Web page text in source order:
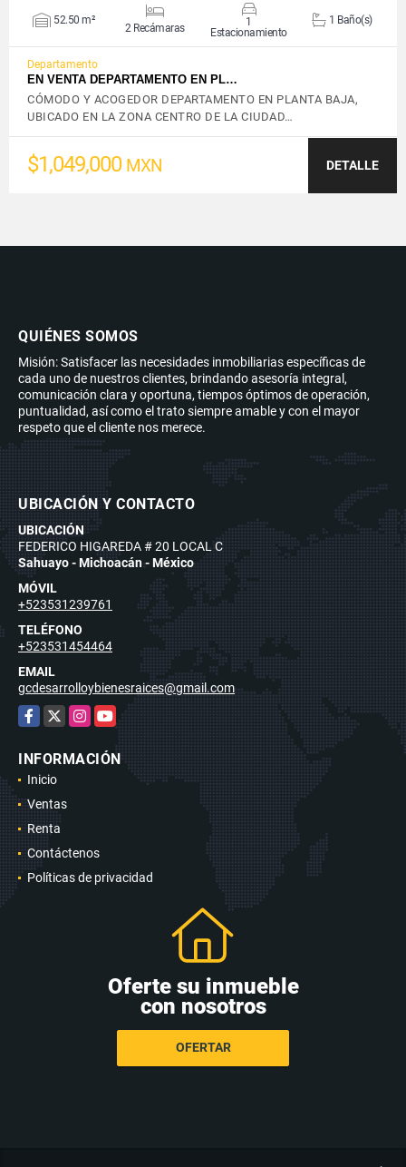
52.50 m²
2 Recámaras
1
Estacionamiento
1 Baño(s)
Departamento
EN VENTA DEPARTAMENTO EN PL…
CÓMODO Y ACOGEDOR DEPARTAMENTO EN PLANTA BAJA,
UBICADO EN LA ZONA CENTRO DE LA CIUDAD…
$1,049,000 MXN DETALLE
QUIÉNES SOMOS
Misión: Satisfacer las necesidades inmobiliarias específicas de
cada uno de nuestros clientes, brindando asesoría integral,
comunicación clara y oportuna, tiempos óptimos de operación,
puntualidad, así como el trato siempre amable y con el mayor
respeto que el cliente nos merece.
UBICACIÓN Y CONTACTO
UBICACIÓN
FEDERICO HIGAREDA # 20 LOCAL C
Sahuayo - Michoacán - México
MÓVIL
+523531239761
TELÉFONO
+523531454464
EMAIL
gcdesarrolloybienesraices@gmail.com
Facebook
X Instagram
YouTube
INFORMACIÓN
Inicio
Ventas
Renta
Contáctenos
Políticas de privacidad
Oferte su inmueble
con nosotros
OFERTAR